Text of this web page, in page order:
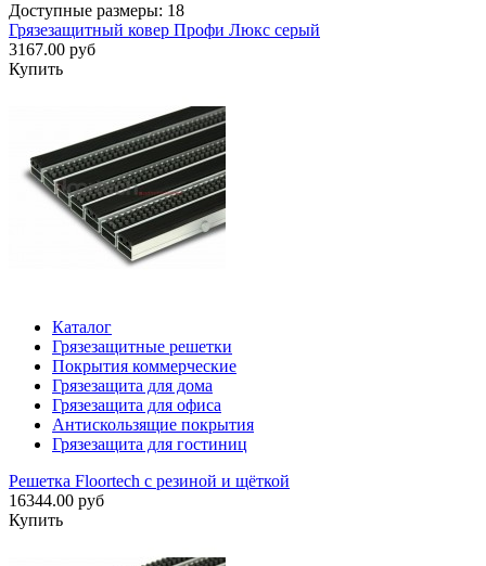
Доступные размеры: 18
Грязезащитный ковер Профи Люкс серый
3167.00 руб
Купить
Каталог
Грязезащитные решетки
Покрытия коммерческие
Грязезащита для дома
Грязезащита для офиса
Антискользящие покрытия
Грязезащита для гостиниц
Решетка Floortech с резиной и щёткой
16344.00 руб
Купить